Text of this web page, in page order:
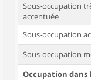
Sous-occupation
accentuée
Sous-occupation
Sous-occupation
Occupation dans